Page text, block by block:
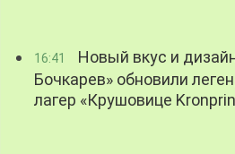
16:41
Новый вкус и
Бочкарев» обновили
лагер «Крушовице